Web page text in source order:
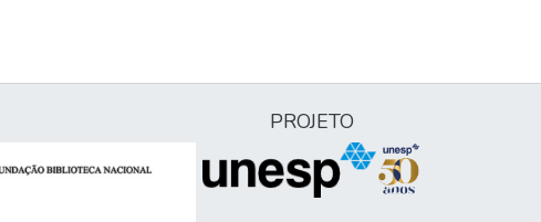
PROJETO